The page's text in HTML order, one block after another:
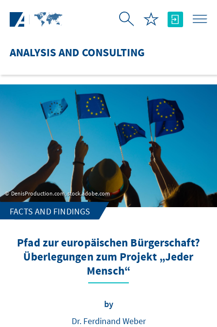
ANALYSIS AND CONSULTING
DenisProduction.com, stock.adobe.com
FACTS AND FINDINGS
Pfad zur europäischen Bürgerschaft?
Überlegungen zum Projekt „Jeder
Mensch“
by
Dr. Ferdinand Weber